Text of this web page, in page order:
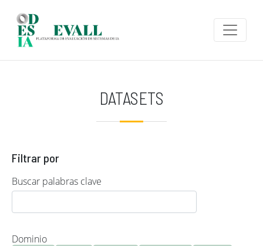
DATASETS
Filtrar por
Buscar palabras clave
Dominio